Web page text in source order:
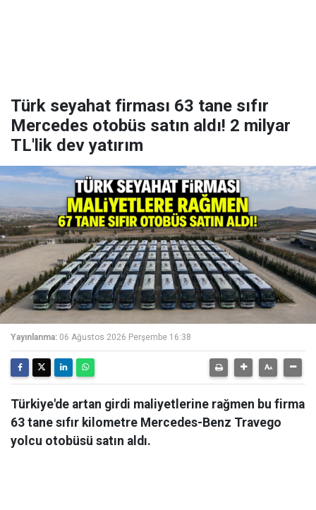
Türk seyahat firması 63 tane sıfır
Mercedes otobüs satın aldı! 2 milyar
TL'lik dev yatırım
Yayınlanma: 06 Ağustos 2026 Perşembe 16:38
Türkiye'de artan girdi maliyetlerine rağmen bu firma
63 tane sıfır kilometre Mercedes-Benz Travego
yolcu otobüsü satın aldı.